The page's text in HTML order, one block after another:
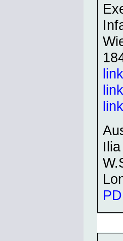
link
link
link